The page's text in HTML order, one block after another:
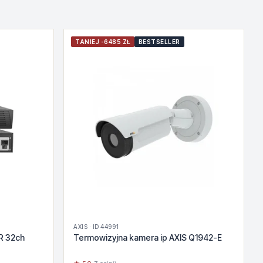
32ch
TANIEJ -6485 ZŁ BESTSELLER
AXIS · ID 44991
Termowizyjna kamera ip AXIS Q1942-E